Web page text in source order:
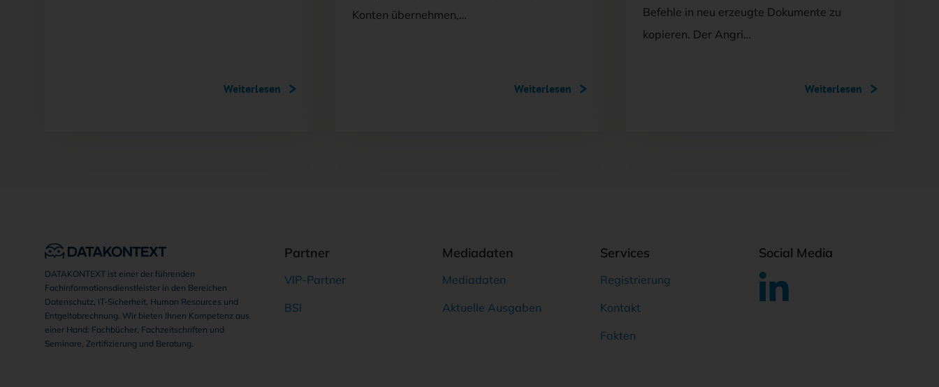
Weiterlesen
Konten übernehmen,…
Weiterlesen
Befehle in neu erzeugte Dokumente zu
kopieren. Der Angri…
Weiterlesen
DATAKONTEXT ist einer der führenden
Fachinformationsdienstleister in den Bereichen
Datenschutz, IT-Sicherheit, Human Resources und
Entgeltabrechnung. Wir bieten Ihnen Kompetenz aus
einer Hand: Fachbücher, Fachzeitschriften und
Seminare, Zertifizierung und Beratung.
Partner
VIP-Partner
BSI
Mediadaten
Mediadaten
Aktuelle Ausgaben
Services
Registrierung
Kontakt
Fakten
Social Media